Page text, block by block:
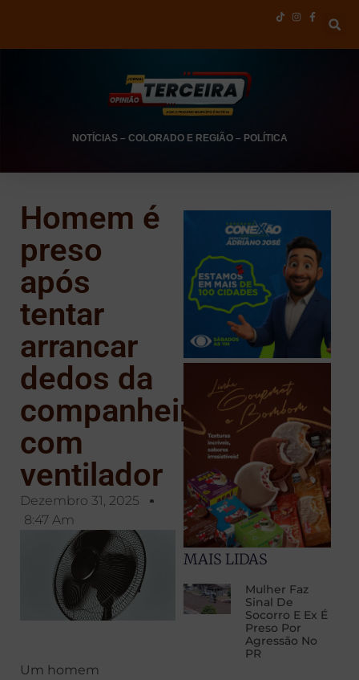
NOTÍCIAS– COLORADO E REGIÃO– POLÍTICA
Homem é
preso
após
tentar
arrancar
dedos da
companheira
com
ventilador
Dezembro 31, 2025
8:47 Am
Um homem
MAIS LIDAS
Mulher Faz
Sinal De
Socorro E Ex É
Preso Por
Agressão No
PR